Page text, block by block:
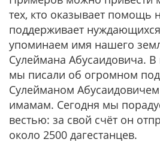
тех, кто оказывает помощь
поддерживает
упоминаем имя нашего
Сулеймана Абусаидовича.
мы писали об огромном
Сулейманом Абусаидовичем
имамам. Сегодня мы
вестью: за свой счёт он
около 2500 дагестанцев.